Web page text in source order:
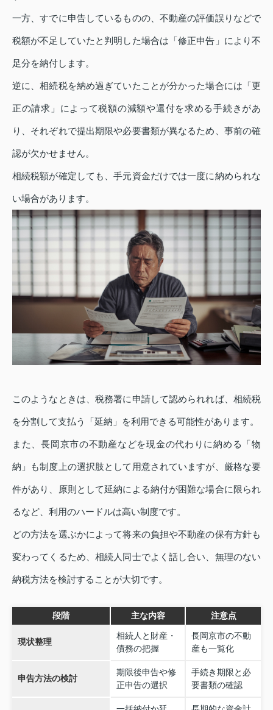
一方、すでに申告しているものの、不動産の評価誤りなどで
税額が不足していたと判明した場合は「修正申告」により不
足分を納付します。
逆に、相続税を納め過ぎていたことが分かった場合には「更
正の請求」によって税額の減額や還付を求める手続きがあ
り、それぞれで提出期限や必要書類が異なるため、事前の確
認が欠かせません。
相続税額が確定しても、手元資金だけでは一度に納められな
い場合があります。
このようなときは、税務署に申請して認められれば、相続税
を分割して支払う「延納」を利用できる可能性があります。
また、長岡京市の不動産などを現金の代わりに納める「物
納」も制度上の選択肢として用意されていますが、厳格な要
件があり、原則として延納による納付が困難な場合に限られ
るなど、利用のハードルは高い制度です。
どの方法を選ぶかによって将来の負担や不動産の保有方針も
変わってくるため、相続人同士でよく話し合い、無理のない
納税方法を検討することが大切です。
段階 主な内容 注意点
現状整理
相続人と財産・
債務の把握
長岡京市の不動
産も一覧化
申告方法の検討
期限後申告や修
正申告の選択
手続き期限と必
要書類の確認